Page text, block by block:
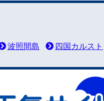
波照間島 四国カルスト